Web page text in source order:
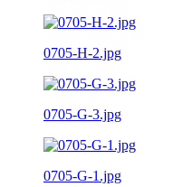
0705-H-2.jpg
0705-G-3.jpg
0705-G-1.jpg